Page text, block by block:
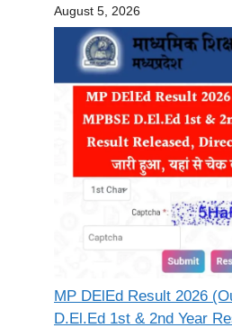
August 5, 2026
MP DElEd Result 2026
D.El.Ed 1st & 2nd Year